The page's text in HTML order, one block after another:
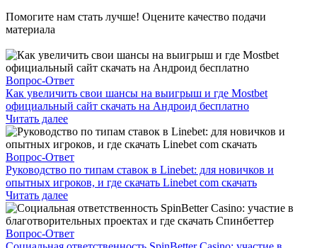
Помогите нам стать лучше! Оцените качество подачи
материала
Вопрос-Ответ
Как увеличить свои шансы на выигрыш и где Mostbet
официальный сайт скачать на Андроид бесплатно
Читать далее
Вопрос-Ответ
Руководство по типам ставок в Linebet: для новичков и
опытных игроков, и где скачать Linebet com скачать
Читать далее
Вопрос-Ответ